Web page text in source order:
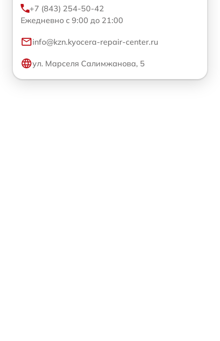
+7 (843) 254-50-42
Ежедневно с 9:00 до 21:00
info@kzn.kyocera-repair-center.ru
ул. Марселя Салимжанова, 5